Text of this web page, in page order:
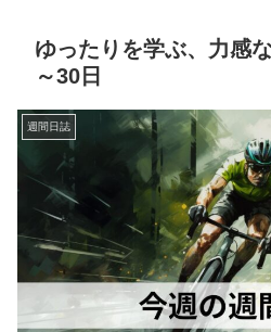
ゆったりを学ぶ、力感
～30日
週間日誌